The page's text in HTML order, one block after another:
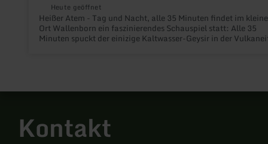
Heute geöffnet
Heißer Atem - Tag und Nacht, alle 35 Minuten findet im
Ort Wallenborn ein faszinierendes Schauspiel statt: Alle 35
Minuten spuckt der einizige Kaltwasser-Geysir in der
Kontakt